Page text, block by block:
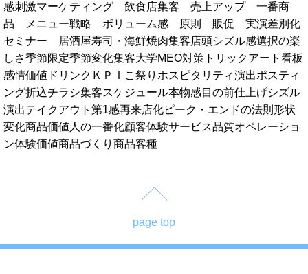
感刺激マーケティング 飲食店集客 売上アップ 一番商
品
メニュー戦略 ボリューム感 原則 販促 実演差別化
セミナー
居酒屋寿司・海鮮焼肉集客店頭シズル感選択の楽
しさ季節限定季節変化集客大学MEO対策 トリックアート看板
感情価値 ドリンク ＫＰＩ こ祭り ホスピタリティ演出ポスティ
ング折込チラシ集客スケジュール本物感目の前仕上げシズル
演出テイクアウト 第1感再来店化ピーク・エンドの法則 形状
変化商品価値 人の一番化顧客体験サービス品質オペレーショ
ン体験価値商品づくり 商品客種
page top